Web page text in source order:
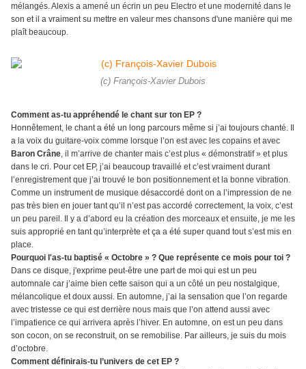
mélangés. Alexis a amené un écrin un peu Electro et une modernité dans le
son et il a vraiment su mettre en valeur mes chansons d'une manière qui me
plaît beaucoup.
(c) François-Xavier Dubois
Comment as-tu appréhendé le chant sur ton EP ?
Honnêtement, le chant a été un long parcours même si j’ai toujours chanté. Il
a la voix du guitare-voix comme lorsque l’on est avec les copains et avec
Baron Crâne, il m’arrive de chanter mais c’est plus « démonstratif » et plus
dans le cri. Pour cet EP, j’ai beaucoup travaillé et c’est vraiment durant
l’enregistrement que j’ai trouvé le bon positionnement et la bonne vibration.
Comme un instrument de musique désaccordé dont on a l’impression de ne
pas très bien en jouer tant qu’il n’est pas accordé correctement, la voix, c’est
un peu pareil. Il y a d’abord eu la création des morceaux et ensuite, je me les
suis approprié en tant qu’interprète et ça a été super quand tout s’est mis en
place.
Pourquoi l'as-tu baptisé « Octobre » ? Que représente ce mois pour toi ?
Dans ce disque, j'exprime peut-être une part de moi qui est un peu
automnale car j’aime bien cette saison qui a un côté un peu nostalgique,
mélancolique et doux aussi. En automne, j’ai la sensation que l’on regarde
avec tristesse ce qui est derrière nous mais que l’on attend aussi avec
l’impatience ce qui arrivera après l’hiver. En automne, on est un peu dans
son cocon, on se reconstruit, on se remobilise. Par ailleurs, je suis du mois
d’octobre.
Comment définirais-tu l’univers de cet EP ?